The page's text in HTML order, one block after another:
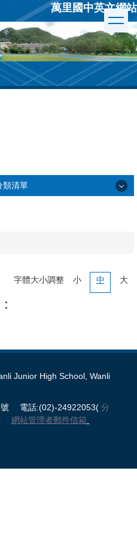
萬里國中英文網站
類清單
字體大小調整 小 中 大
Junior High School, Wanli
號 電話:(02)-24922053( 分
網站管理者郵件信箱